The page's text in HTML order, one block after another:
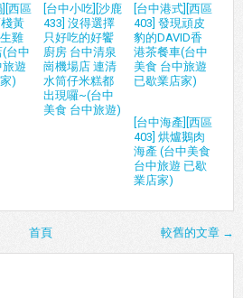
][西區
黃
雞
台中
旅遊
)
[台中小吃][沙鹿
433] 沒得選擇
只好吃的好饗
廚房 台中清泉
崗機場店 連清
水筒仔米糕都
出現囉~(台中
美食 台中旅遊)
[台中港式][西區
403] 發現頑皮
豹的DAVID香
港茶餐車(台中
美食 台中旅遊
已歇業店家)
[台中海產][西區
403] 烘爐鵝肉
海產 (台中美食
台中旅遊 已歇
業店家)
較舊的文章 →
首頁